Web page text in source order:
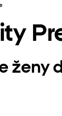
ženy